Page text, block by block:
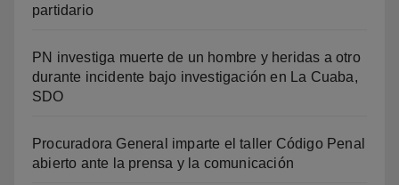
partidario
PN investiga muerte de un hombre y heridas a otro
durante incidente bajo investigación en La Cuaba,
SDO
Procuradora General imparte el taller Código Penal
abierto ante la prensa y la comunicación